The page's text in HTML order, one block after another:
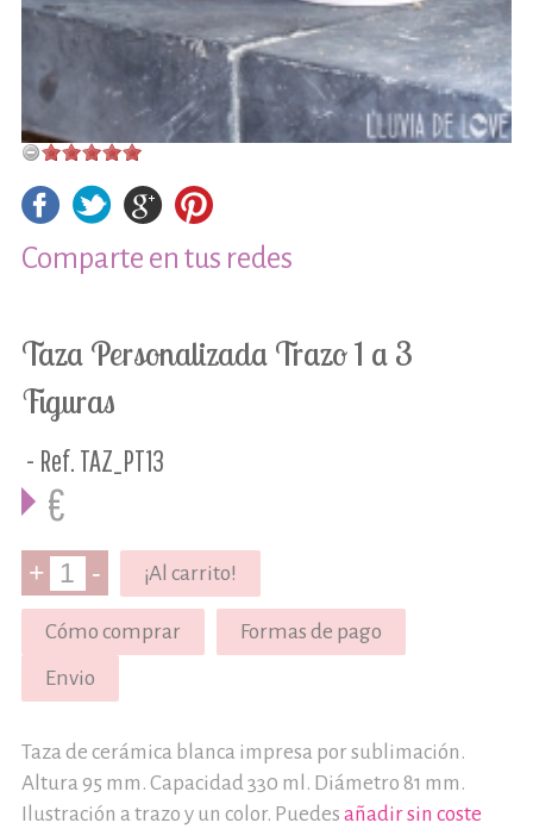
Comparte en tus redes
Taza Personalizada Trazo 1 a 3
Figuras
- Ref. TAZ_PT13
€
+ - ¡Al carrito!
Cómo comprar Formas de pago
Envio
Taza de cerámica blanca impresa por sublimación.
Altura 95 mm. Capacidad 330 ml. Diámetro 81 mm.
Ilustración a trazo y un color. Puedes añadir sin coste